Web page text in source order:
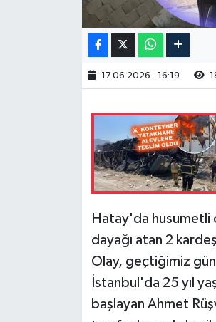
17.06.2026 - 16:19
Hatay'da husumetli
dayağı atan 2
Olay, geçtiğimiz
İstanbul'da 25 yıl
başlayan Ahmet